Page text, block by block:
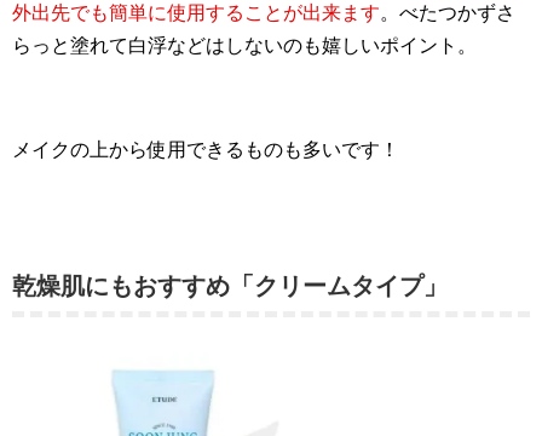
外出先でも簡単に使用することが出来ます。べたつかずさ
らっと塗れて白浮などはしないのも嬉しいポイント。
メイクの上から使用できるものも多いです！
乾燥肌にもおすすめ「クリームタイプ」